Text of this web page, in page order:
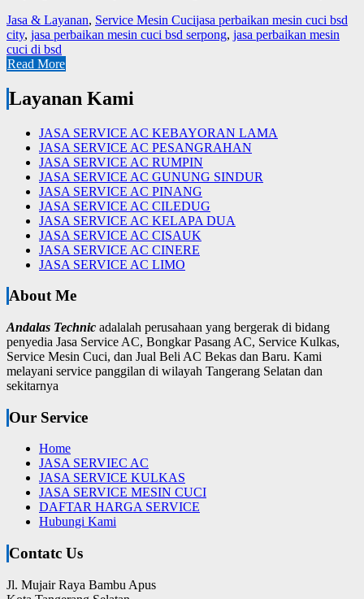
Jasa & Layanan, Service Mesin Cucijasa perbaikan mesin cuci bsd
city, jasa perbaikan mesin cuci bsd serpong, jasa perbaikan mesin
cuci di bsd
Read More
Layanan Kami
JASA SERVICE AC KEBAYORAN LAMA
JASA SERVICE AC PESANGRAHAN
JASA SERVICE AC RUMPIN
JASA SERVICE AC GUNUNG SINDUR
JASA SERVICE AC PINANG
JASA SERVICE AC CILEDUG
JASA SERVICE AC KELAPA DUA
JASA SERVICE AC CISAUK
JASA SERVICE AC CINERE
JASA SERVICE AC LIMO
About Me
Andalas Technic adalalah perusahaan yang bergerak di bidang
penyedia Jasa Service AC, Bongkar Pasang AC, Service Kulkas,
Service Mesin Cuci, dan Jual Beli AC Bekas dan Baru. Kami
melayani service panggilan di wilayah Tangerang Selatan dan
sekitarnya
Our Service
Home
JASA SERVIEC AC
JASA SERVICE KULKAS
JASA SERVICE MESIN CUCI
DAFTAR HARGA SERVICE
Hubungi Kami
Contatc Us
Jl. Mujair Raya Bambu Apus